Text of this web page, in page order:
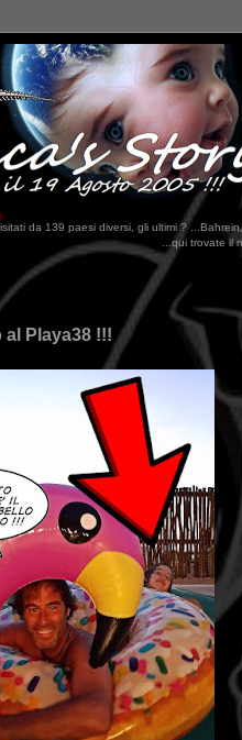
da 139 paesi diversi, gli ultimi ?
...qui trovate il nostro viaggio in MESSICO
Playa38 !!!